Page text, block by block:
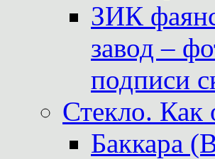
ЗИК
завод –
подписи
Стекло. Как
Баккара